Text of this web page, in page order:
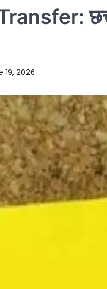
19, 2026